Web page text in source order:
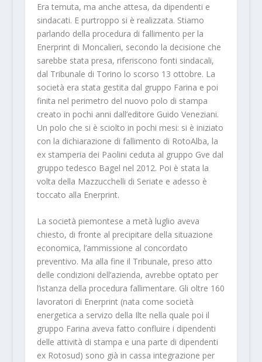
Era temuta, ma anche attesa, da dipendenti e
sindacati. E purtroppo si è realizzata. Stiamo
parlando della procedura di fallimento per la
Enerprint di Moncalieri, secondo la decisione che
sarebbe stata presa, riferiscono fonti sindacali,
dal Tribunale di Torino lo scorso 13 ottobre. La
società era stata gestita dal gruppo Farina e poi
finita nel perimetro del nuovo polo di stampa
creato in pochi anni dall’editore Guido Veneziani.
Un polo che si è sciolto in pochi mesi: si è iniziato
con la dichiarazione di fallimento di RotoAlba, la
ex stamperia dei Paolini ceduta al gruppo Gve dal
gruppo tedesco Bagel nel 2012. Poi è stata la
volta della Mazzucchelli di Seriate e adesso è
toccato alla Enerprint.
La società piemontese a metà luglio aveva
chiesto, di fronte al precipitare della situazione
economica, l’ammissione al concordato
preventivo. Ma alla fine il Tribunale, preso atto
delle condizioni dell’azienda, avrebbe optato per
l’istanza della procedura fallimentare. Gli oltre 160
lavoratori di Enerprint (nata come società
energetica a servizo della Ilte nella quale poi il
gruppo Farina aveva fatto confluire i dipendenti
delle attività di stampa e una parte di dipendenti
ex Rotosud) sono già in cassa integrazione per